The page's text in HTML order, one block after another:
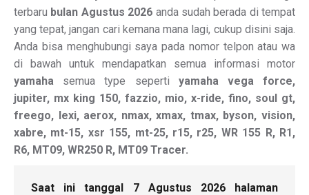
terbaru bulan Agustus 2026 anda sudah berada di tempat
yang tepat, jangan cari kemana mana lagi, cukup disini saja.
Anda bisa menghubungi saya pada nomor telpon atau wa
di bawah untuk mendapatkan semua informasi motor
yamaha semua type seperti yamaha vega force,
jupiter, mx king 150, fazzio, mio, x-ride, fino, soul gt,
freego, lexi, aerox, nmax, xmax, tmax, byson, vision,
xabre, mt-15, xsr 155, mt-25, r15, r25, WR 155 R, R1,
R6, MT09, WR250 R, MT09 Tracer.
Saat ini tanggal 7 Agustus 2026 halaman